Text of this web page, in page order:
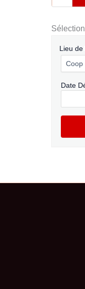
Lieu de
Date